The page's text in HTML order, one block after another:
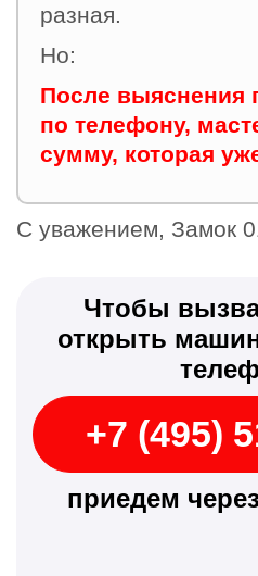
разная.
Но:
После выяснения
по телефону,
сумму, которая
С уважением, Замок
Чтобы
открыть
+7 (495)
приедем